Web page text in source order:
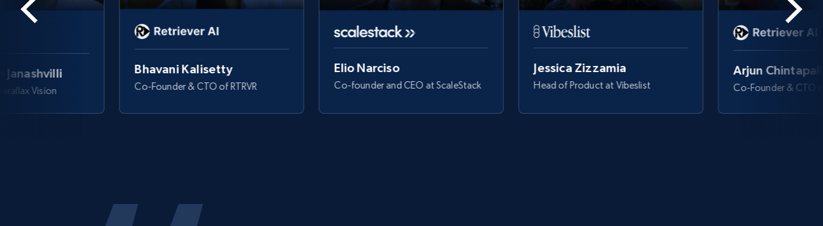
Janashvilli
Vision
Bhavani Kalisetty
Co-Founder & CTO of RTRVR
Elio Narciso
Co-founder and CEO at ScaleStack
Jessica Zizzamia
Head of Product at Vibeslist
Arjun
Co-Founder & CTO